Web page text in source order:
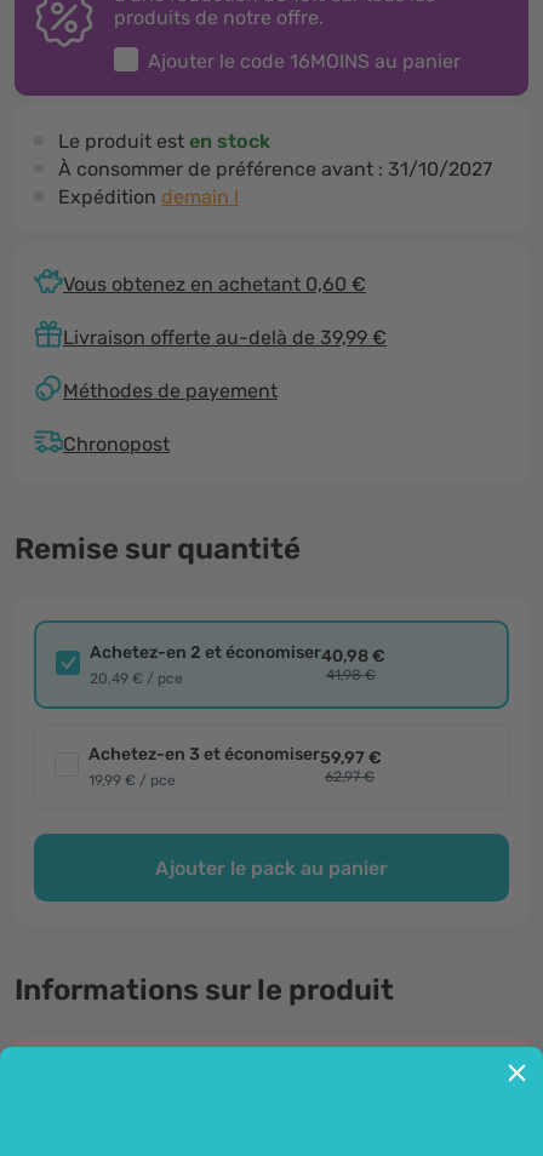
produits de notre offre.
Ajouter le code 16MOINS au panier
Le produit est en stock
À consommer de préférence avant : 31/10/2027
Expédition demain !
Vous obtenez en achetant 0,60 €
Livraison offerte au-delà de 39,99 €
Méthodes de payement
Chronopost
Remise sur quantité
Achetez-en 2 et économiser
20,49 € / pce
40,98 €
41,98 €
Achetez-en 3 et économiser
19,99 € / pce
59,97 €
62,97 €
Ajouter le pack au panier
Informations sur le produit